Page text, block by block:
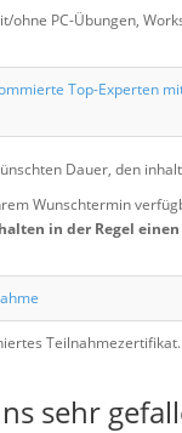
ohne PC-Übungen,
Top-Experten
Dauer, den
Wunschtermin
in der Regel
Teilnahmezertifikat.
sehr